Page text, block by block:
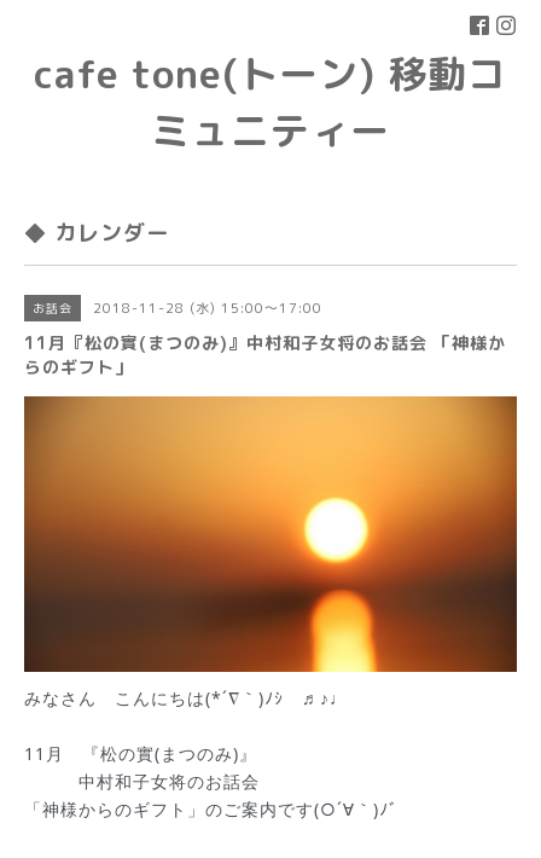
cafe tone(トーン) 移動コ
ミュニティー
◆ カレンダー
お話会 2018-11-28 (水) 15:00～17:00
11月『松の實(まつのみ)』中村和子女将のお話会 「神様か
らのギフト」
みなさん こんにちは(*´∇｀)ﾉｼ ♬♪♩
11月 『松の實(まつのみ)』
中村和子女将のお話会
「神様からのギフト」のご案内です(○´∀｀)ﾉﾞ